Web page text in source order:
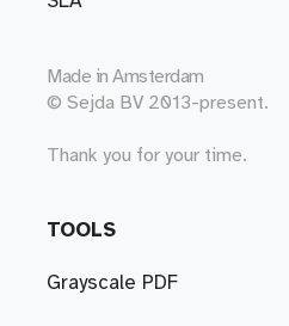
Made in Amsterdam
© Sejda BV 2013-present.
Thank you for your time.
TOOLS
Grayscale PDF